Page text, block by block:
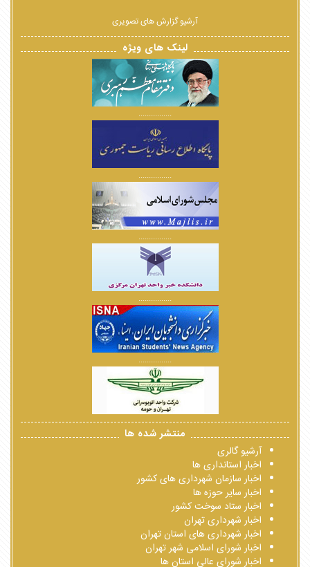
آرشیو گزارش های تصویری
لینک های ویژه
................
................
................
................
................
منتشر شده ها
آرشیو گالری
اخبار استانداری ها
اخبار سازمان شهرداری های کشور
اخبار سایر حوزه ها
اخبار ستاد سوخت کشور
اخبار شهرداری تهران
اخبار شهرداری های استان تهران
اخبار شورای اسلامی شهر تهران
اخبار شورای عالی استان ها